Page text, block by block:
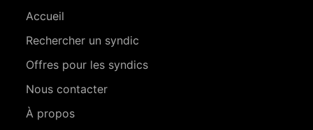
Accueil
Rechercher un syndic
Offres pour les syndics
Nous contacter
À propos